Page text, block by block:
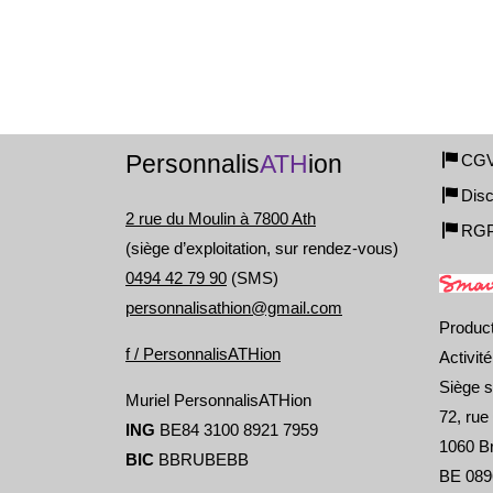
PersonnalisATH ion
2 rue du Moulin à 7800 Ath
(siège d’exploitation, sur rendez-vous)
0494 42 79 90 (SMS)
personnalisathion@gmail.com
f / PersonnalisATHion
Muriel PersonnalisATHion
ING BE84 3100 8921 7959
BIC BBRUBEBB
Siège
72, rue
1060
BE